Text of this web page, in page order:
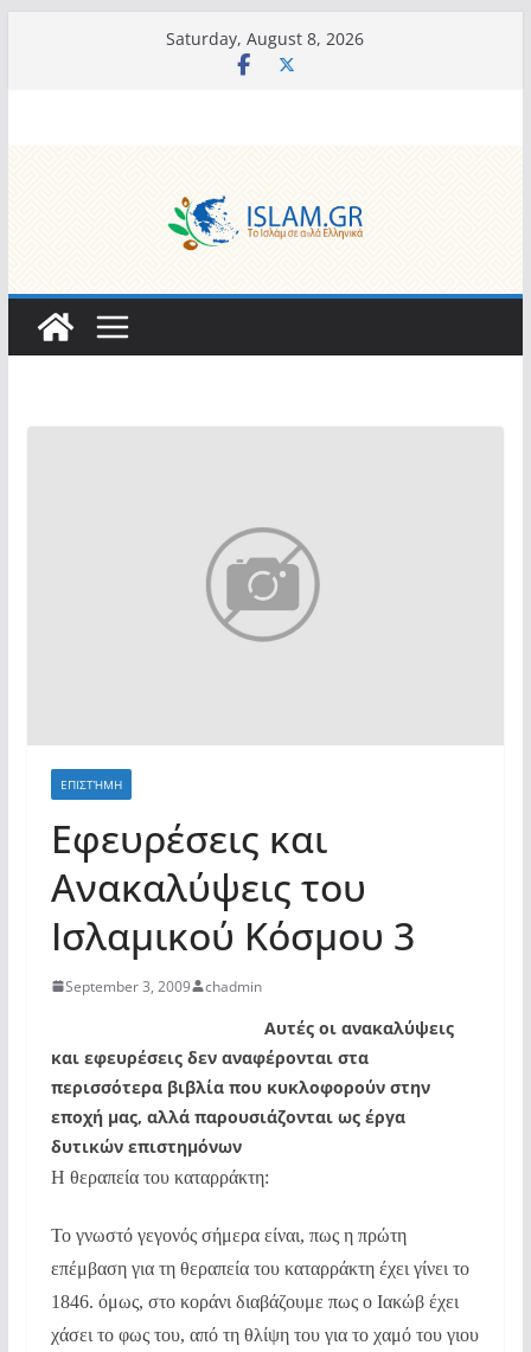
Saturday, August 8, 2026
ΕΠΙΣΤΉΜΗ
Εφευρέσεις και
Ανακαλύψεις του
Ισλαμικού Κόσμου 3
September 3, 2009 chadmin
Αυτές οι ανακαλύψεις
και εφευρέσεις δεν αναφέρονται στα
περισσότερα βιβλία που κυκλοφορούν στην
εποχή μας, αλλά παρουσιάζονται ως έργα
δυτικών επιστημόνων
Η θεραπεία του καταρράκτη:
Το γνωστό γεγονός σήμερα είναι, πως η πρώτη
επέμβαση για τη θεραπεία του καταρράκτη έχει γίνει το
1846. όμως, στο κοράνι διαβάζουμε πως ο Ιακώβ έχει
χάσει το φως του, από τη θλίψη του για το χαμό του γιου